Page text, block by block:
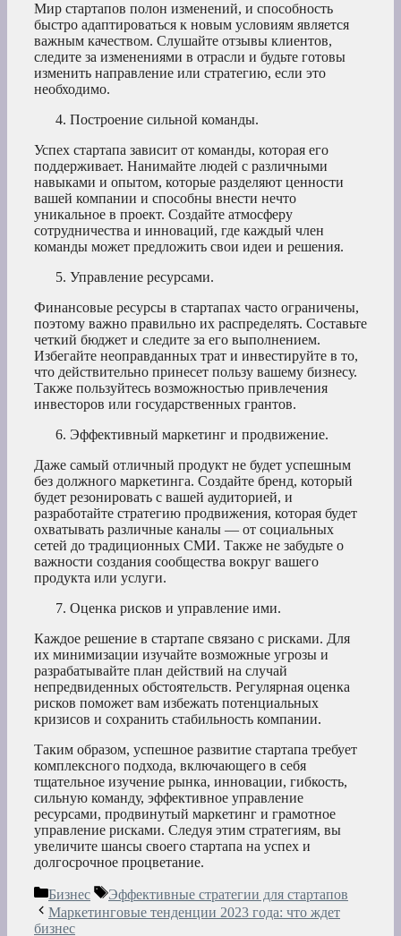
Мир стартапов полон изменений, и способность
быстро адаптироваться к новым условиям является
важным качеством. Слушайте отзывы клиентов,
следите за изменениями в отрасли и будьте готовы
изменить направление или стратегию, если это
необходимо.
Построение сильной команды.
Успех стартапа зависит от команды, которая его
поддерживает. Нанимайте людей с различными
навыками и опытом, которые разделяют ценности
вашей компании и способны внести нечто
уникальное в проект. Создайте атмосферу
сотрудничества и инноваций, где каждый член
команды может предложить свои идеи и решения.
Управление ресурсами.
Финансовые ресурсы в стартапах часто ограничены,
поэтому важно правильно их распределять. Составьте
четкий бюджет и следите за его выполнением.
Избегайте неоправданных трат и инвестируйте в то,
что действительно принесет пользу вашему бизнесу.
Также пользуйтесь возможностью привлечения
инвесторов или государственных грантов.
Эффективный маркетинг и продвижение.
Даже самый отличный продукт не будет успешным
без должного маркетинга. Создайте бренд, который
будет резонировать с вашей аудиторией, и
разработайте стратегию продвижения, которая будет
охватывать различные каналы — от социальных
сетей до традиционных СМИ. Также не забудьте о
важности создания сообщества вокруг вашего
продукта или услуги.
Оценка рисков и управление ими.
Каждое решение в стартапе связано с рисками. Для
их минимизации изучайте возможные угрозы и
разрабатывайте план действий на случай
непредвиденных обстоятельств. Регулярная оценка
рисков поможет вам избежать потенциальных
кризисов и сохранить стабильность компании.
Таким образом, успешное развитие стартапа требует
комплексного подхода, включающего в себя
тщательное изучение рынка, инновации, гибкость,
сильную команду, эффективное управление
ресурсами, продвинутый маркетинг и грамотное
управление рисками. Следуя этим стратегиям, вы
увеличите шансы своего стартапа на успех и
долгосрочное процветание.
Рубрики
Бизнес Метки
Эффективные стратегии для стартапов
Маркетинговые тенденции 2023 года: что ждет
бизнес